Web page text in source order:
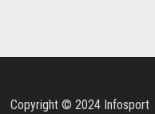
Copyright © 2024 Infosport